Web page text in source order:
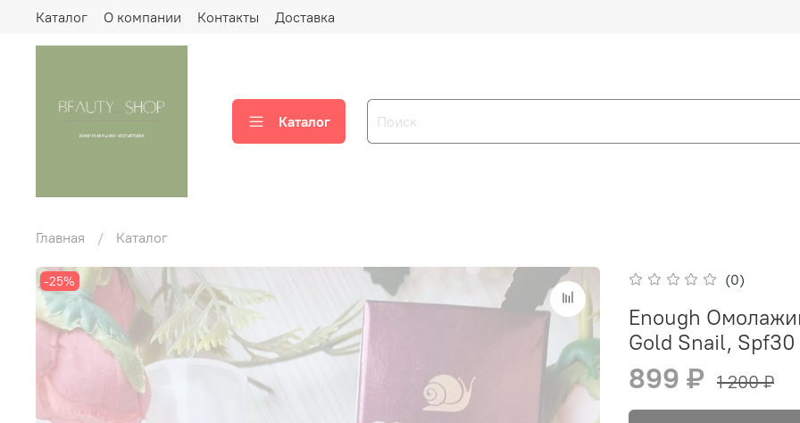
Каталог О компании Контакты Доставка
Каталог
Главная Каталог
-25% (0)
Enough
Gold Snail, Spf30
899 ₽ 1 200 ₽